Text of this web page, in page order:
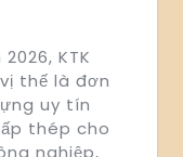
KTK
thế là đơn
uy tín
thép cho
nghiệp,